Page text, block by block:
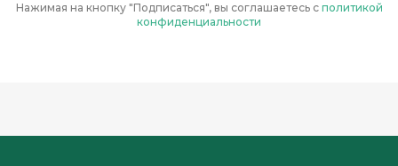
Нажимая на кнопку "Подписаться", вы соглашаетесь с политикой
конфиденциальности